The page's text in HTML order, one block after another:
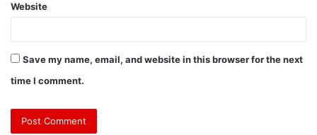
Website
Save my name, email, and website in this browser for the next
time I comment.